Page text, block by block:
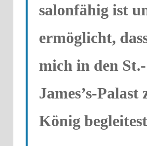
salonfähig ist
ermöglicht,
mich in den St.-
James’s-Palast
König